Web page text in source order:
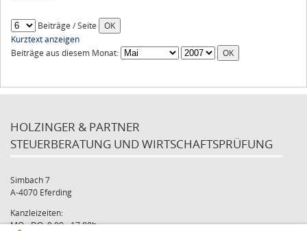
Beiträge / Seite
Kurztext anzeigen
Beiträge aus diesem Monat:
HOLZINGER & PARTNER
STEUERBERATUNG UND WIRTSCHAFTSPRÜFUNG
Simbach 7
A-4070 Eferding
Kanzleizeiten:
MO - DO: 8:00 - 17:00h